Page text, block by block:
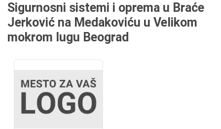
Sigurnosni sistemi i oprema u Braće
Jerković na Medakoviću u Velikom
mokrom lugu Beograd